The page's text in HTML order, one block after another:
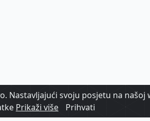
svoju posjetu na
Prikaži više Prihvati